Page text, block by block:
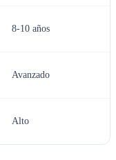
8-10 años
Avanzado
Alto